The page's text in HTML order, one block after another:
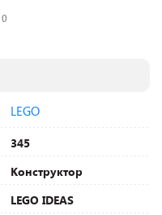
0
LEGO
345
Конструктор
LEGO IDEAS